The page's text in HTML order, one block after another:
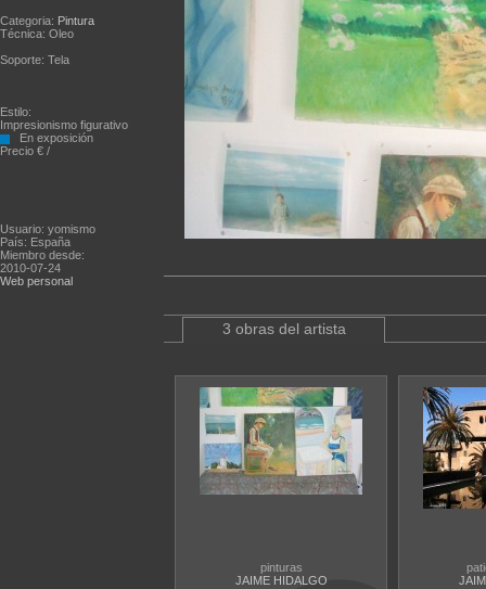
Categoria: Pintura
Técnica: Oleo
Soporte: Tela
Estilo:
Impresionismo figurativo
En exposición
Precio € /
Usuario: yomismo
País: España
Miembro desde:
2010-07-24
Web personal
3 obras del artista
pinturas
JAIME HIDALGO